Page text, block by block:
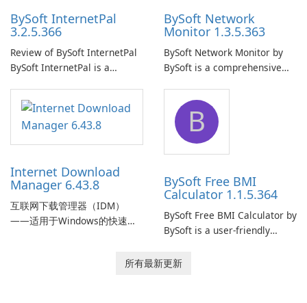
BySoft InternetPal
3.2.5.366
Review of BySoft InternetPal
BySoft InternetPal is a
application designed to
monitor your internet
connection and provide real-
time insights into its
BySoft Network
Monitor 1.3.5.363
BySoft Network Monitor by
BySoft is a comprehensive
designed to help businesses
effectively manage their
network infrastructure.
Internet Download
Manager 6.43.8
互联网下载管理器（IDM）
——适用于Windows的快速可
Microsoft Windows 的历史悠
B
BySoft Free BMI
Calculator 1.1.5.364
BySoft Free BMI Calculator by
BySoft is a user-friendly
designed to help you
所有最新更新